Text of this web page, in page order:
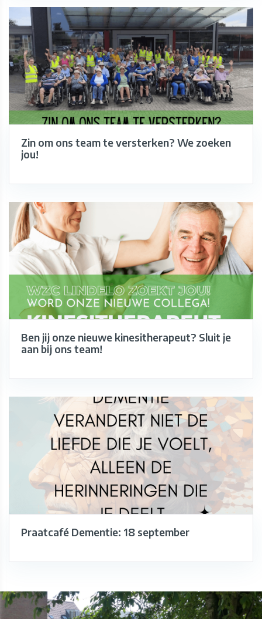
Zin om ons team te versterken? We zoeken
jou!
Ben jij onze nieuwe kinesitherapeut? Sluit je
aan bij ons team!
Praatcafé Dementie: 18 september